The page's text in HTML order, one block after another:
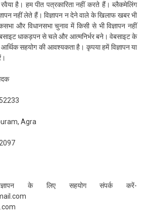
है। हम पीत पत्रकारिता नहीं करते हैं। ब्लैकमेलिंग
नहीं लेते हैं। विज्ञापन न देने वाले के खिलाफ खबर भी
और विधानसभा चुनाव में किसी से भी विज्ञापन नहीं
धाकड़पन से चले और आत्मनिर्भर बने। वेबसाइट के
सहयोग की आवश्यकता है। कृपया हमें विज्ञापन या
Agra
के लिए सहयोग संपर्क करें-